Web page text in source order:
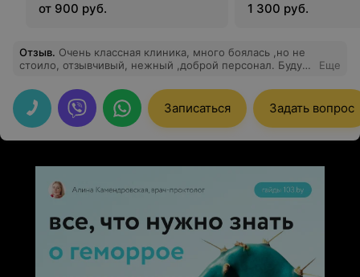
от 900 руб. 1 300 руб.
Отзыв. Очень классная клиника, много боялась ,но не
стоило, отзывчивый, нежный ,доброй персонал. Буду
очень понравилось, огромная благодарность
персоналу и врачу который слушал мои вопли
Еще
Записаться Задать вопрос